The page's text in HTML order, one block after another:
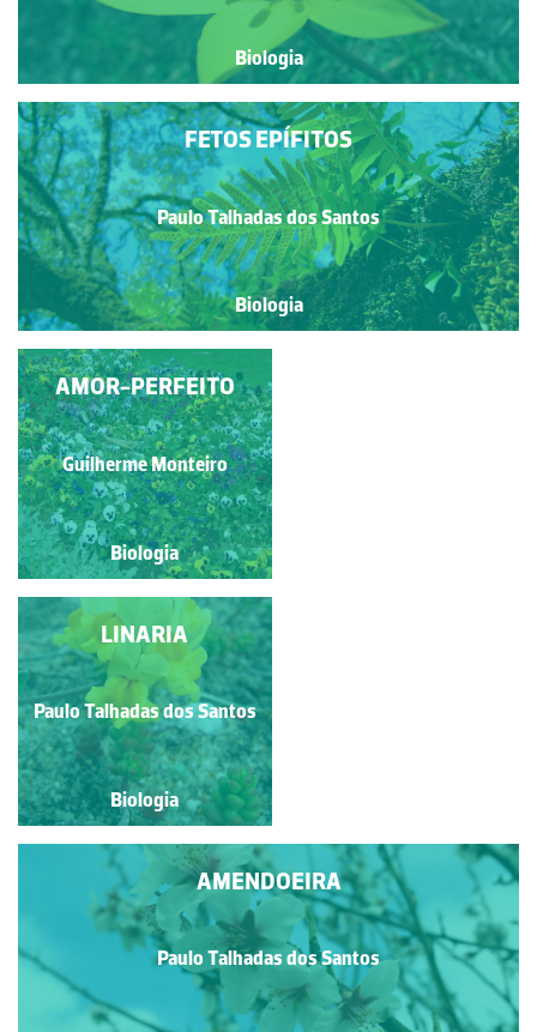
Biologia
FETOS EPÍFITOS
Paulo Talhadas dos Santos
Biologia
ABRÓTEA-BRANCA
Paulo Talhadas dos Santos
Biologia
AMOR-PERFEITO
Guilherme Monteiro
Biologia
JACINTO-DE-ÁGUA
Paulo Talhadas dos Santos
Biologia
AMENDOEIRA
Paulo Talhadas dos Santos
LINARIA
Paulo Talhadas dos Santos
Biologia